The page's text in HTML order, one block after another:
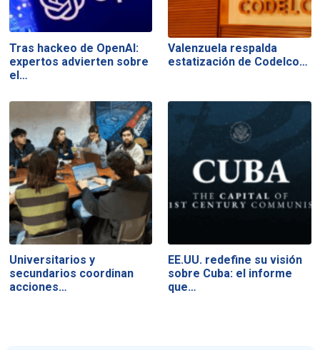
Tras hackeo de OpenAI:
expertos advierten sobre
el…
Valenzuela respalda
estatización de Codelco…
Universitarios y
secundarios coordinan
acciones…
EE.UU. redefine su visión
sobre Cuba: el informe
que…